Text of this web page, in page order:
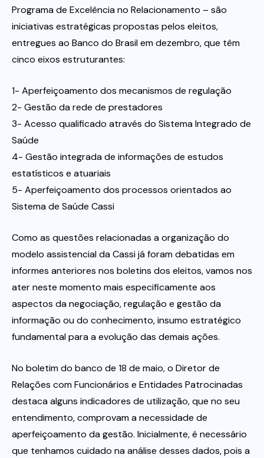
Programa de Excelência no Relacionamento – são
iniciativas estratégicas propostas pelos eleitos,
entregues ao Banco do Brasil em dezembro, que têm
cinco eixos estruturantes:
1- Aperfeiçoamento dos mecanismos de regulação
2- Gestão da rede de prestadores
3- Acesso qualificado através do Sistema Integrado de
Saúde
4- Gestão integrada de informações de estudos
estatísticos e atuariais
5- Aperfeiçoamento dos processos orientados ao
Sistema de Saúde Cassi
Como as questões relacionadas a organização do
modelo assistencial da Cassi já foram debatidas em
informes anteriores nos boletins dos eleitos, vamos nos
ater neste momento mais especificamente aos
aspectos da negociação, regulação e gestão da
informação ou do conhecimento, insumo estratégico
fundamental para a evolução das demais ações.
No boletim do banco de 18 de maio, o Diretor de
Relações com Funcionários e Entidades Patrocinadas
destaca alguns indicadores de utilização, que no seu
entendimento, comprovam a necessidade de
aperfeiçoamento da gestão. Inicialmente, é necessário
que tenhamos cuidado na análise desses dados, pois a